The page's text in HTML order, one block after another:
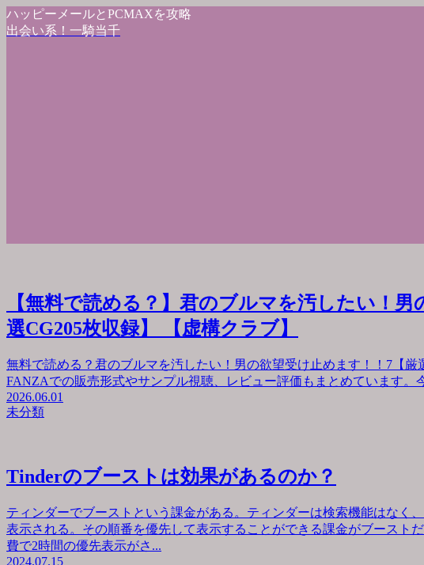
ハッピーメールとPCMAXを攻略
出会い系！一騎当千
【無料で読める？】君のブルマを汚したい！
選CG205枚収録】 【虚構クラブ】
無料で読める？君のブルマを汚したい！男の欲望受け止めます！！7【厳
FANZAでの販売形式やサンプル視聴、レビュー評価もまとめています。
2026.06.01
未分類
Tinderのブーストは効果があるのか？
ティンダーでブーストという課金がある。ティンダーは検索機能はなく
表示される。その順番を優先して表示することができる課金がブースト
費で2時間の優先表示がさ...
2024.07.15